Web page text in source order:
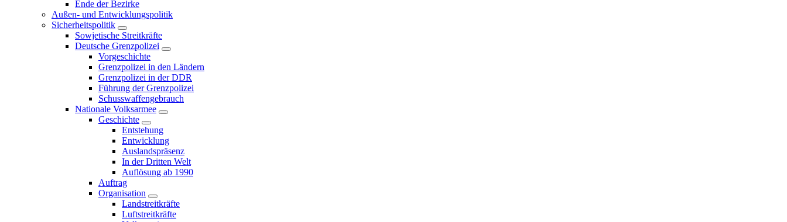
Ende der Bezirke
Außen- und Entwicklungspolitik
Sicherheitspolitik
Sowjetische Streitkräfte
Deutsche Grenzpolizei
Vorgeschichte
Grenzpolizei in den Ländern
Grenzpolizei in der DDR
Führung der Grenzpolizei
Schusswaffengebrauch
Nationale Volksarmee
Geschichte
Entstehung
Entwicklung
Auslandspräsenz
In der Dritten Welt
Auflösung ab 1990
Auftrag
Organisation
Landstreitkräfte
Luftstreitkräfte